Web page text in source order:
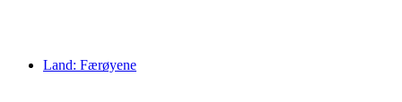
Land: Færøyene